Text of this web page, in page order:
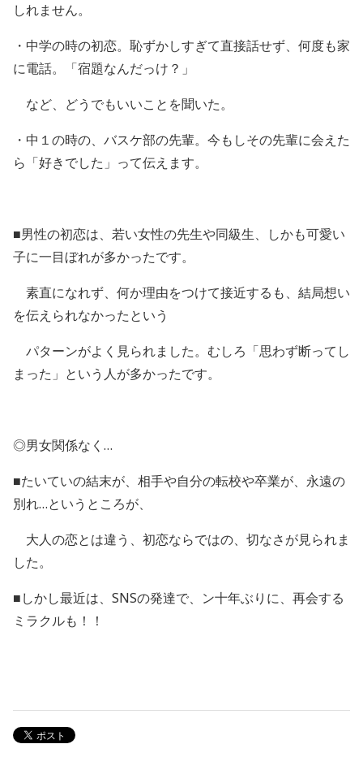
しれません。
・中学の時の初恋。恥ずかしすぎて直接話せず、何度も家
に電話。「宿題なんだっけ？」
など、どうでもいいことを聞いた。
・中１の時の、バスケ部の先輩。今もしその先輩に会えた
ら「好きでした」って伝えます。
■男性の初恋は、若い女性の先生や同級生、しかも可愛い
子に一目ぼれが多かったです。
素直になれず、何か理由をつけて接近するも、結局想い
を伝えられなかったという
パターンがよく見られました。むしろ「思わず断ってし
まった」という人が多かったです。
◎男女関係なく…
■たいていの結末が、相手や自分の転校や卒業が、永遠の
別れ…というところが、
大人の恋とは違う、初恋ならではの、切なさが見られま
した。
■しかし最近は、SNSの発達で、ン十年ぶりに、再会する
ミラクルも！！